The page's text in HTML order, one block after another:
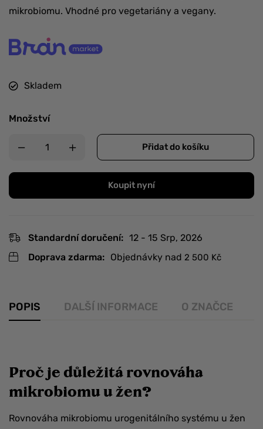
mikrobiomu. Vhodné pro vegetariány a vegany.
Skladem
Množství
Přidat do košíku
Koupit nyní
Standardní doručení: 12 - 15 Srp, 2026
Doprava zdarma: Objednávky nad 2 500 Kč
POPIS DALŠÍ INFORMACE O ZNAČCE
Proč je důležitá rovnováha
mikrobiomu u žen?
Rovnováha mikrobiomu urogenitálního systému u žen